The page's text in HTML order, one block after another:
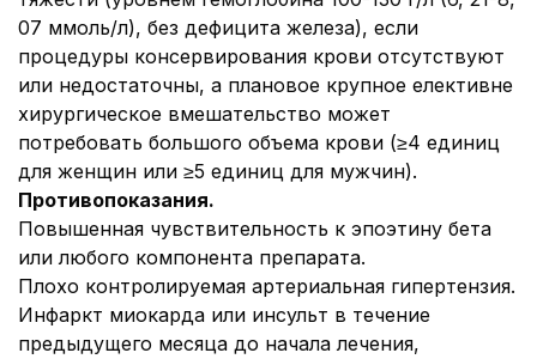
07 ммоль/л), без дефицита железа), если
процедуры консервирования крови отсутствуют
или недостаточны, а плановое крупное елективне
хирургическое вмешательство может
потребовать большого объема крови (≥4 единиц
для женщин или ≥5 единиц для мужчин).
Противопоказания.
Повышенная чувствительность к эпоэтину бета
или любого компонента препарата.
Плохо контролируемая артериальная гипертензия.
Инфаркт миокарда или инсульт в течение
предыдущего месяца до начала лечения,